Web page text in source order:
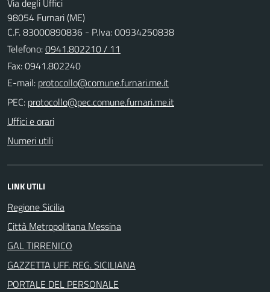
Via degli Uffici
98054 Furnari (ME)
C.F. 83000890836 - P.Iva: 00934250838
Telefono:0941.802210 / 11
Fax: 0941.802240
E-mail:
PEC:
Uffici e orari
Numeri utili
LINK UTILI
Regione Sicilia
Città Metropolitana Messina
GAL TIRRENICO
GAZZETTA UFF. REG. SICILIANA
PORTALE DEL PERSONALE